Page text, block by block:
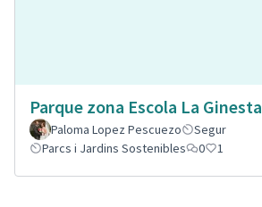
Parque zona Escola La Ginesta
Paloma Lopez Pescuezo
Segur
Parcs i Jardins Sostenibles
0 1